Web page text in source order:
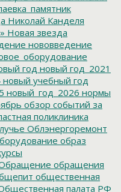
Николай Канделя
Новая звезда
нововведение
год новый год_2021
новый учебный год
новый_год_2026 нормы
обзор событий за
поликлиника
Облэнергоремонт
образ
обращения
общественная
палата РФ